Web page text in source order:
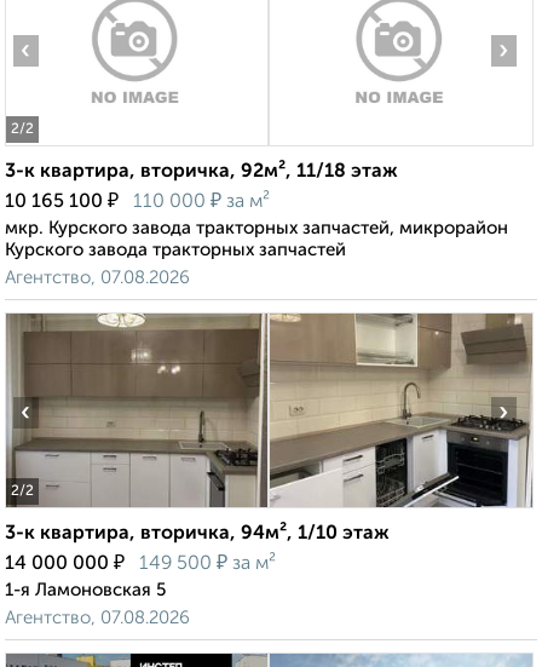
2/2
‹ ›
3-к квартира, вторичка, 92м², 11/18 этаж
10 165 100 ₽ 110 000 ₽ за м²
мкр. Курского завода тракторных запчастей, микрорайон
Курского завода тракторных запчастей
Агентство, 07.08.2026
2/2
‹ ›
3-к квартира, вторичка, 94м², 1/10 этаж
14 000 000 ₽ 149 500 ₽ за м²
1-я Ламоновская 5
Агентство, 07.08.2026